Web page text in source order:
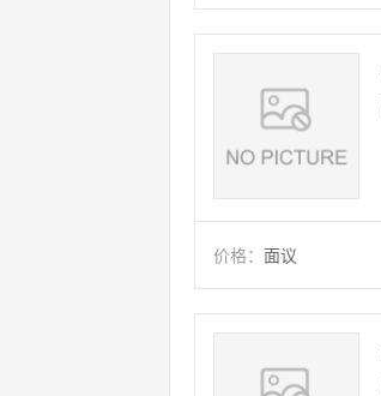
价格： 面议